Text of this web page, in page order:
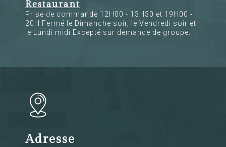
Restaurant
Prise de commande 12H00 - 13H30 et 19H00 -
20H Fermé le Dimanche soir, le Vendredi soir et
le Lundi midi Excepté sur demande de groupe.
Adresse